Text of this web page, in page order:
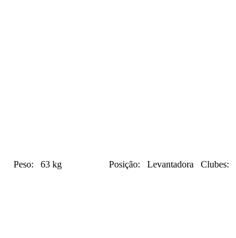
63 kg Posição: Levantadora Clubes: